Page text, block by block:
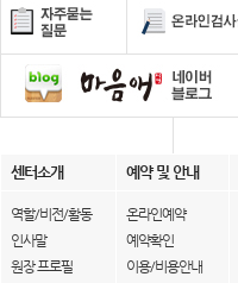
센터소개 예약 및 안내
역할/비전/활동
인사말
원장 프로필
온라인예약
예약확인
이용/비용안내